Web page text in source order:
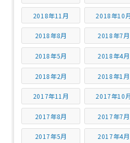
2018年11月 2018年10
2018年8月 2018年7月
2018年5月 2018年4月
2018年2月 2018年1月
2017年11月 2017年10
2017年8月 2017年7月
2017年5月 2017年4月